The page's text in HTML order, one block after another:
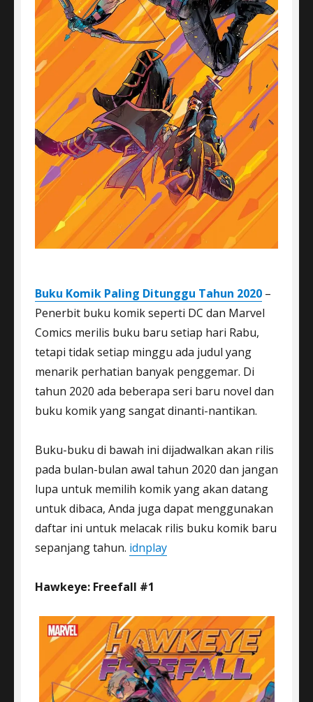
Buku Komik Paling Ditunggu Tahun 2020 –
Penerbit buku komik seperti DC dan Marvel
Comics merilis buku baru setiap hari Rabu,
tetapi tidak setiap minggu ada judul yang
menarik perhatian banyak penggemar. Di
tahun 2020 ada beberapa seri baru novel dan
buku komik yang sangat dinanti-nantikan.
Buku-buku di bawah ini dijadwalkan akan rilis
pada bulan-bulan awal tahun 2020 dan jangan
lupa untuk memilih komik yang akan datang
untuk dibaca, Anda juga dapat menggunakan
daftar ini untuk melacak rilis buku komik baru
sepanjang tahun. idnplay
Hawkeye: Freefall #1